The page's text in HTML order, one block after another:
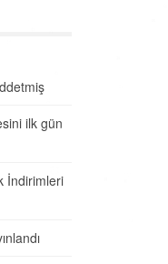
ilk gün
İndirimleri